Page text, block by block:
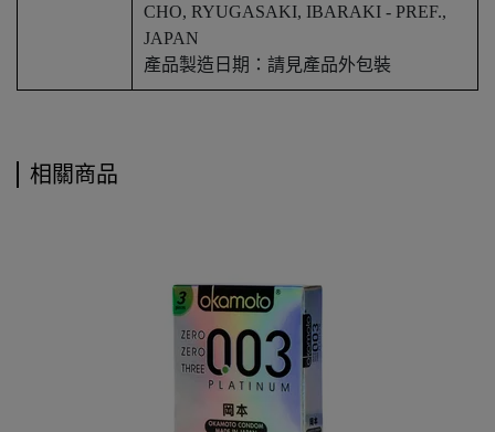
CHO, RYUGASAKI, IBARAKI - PREF.,
JAPAN
產品製造日期：請見產品外包裝
相關商品